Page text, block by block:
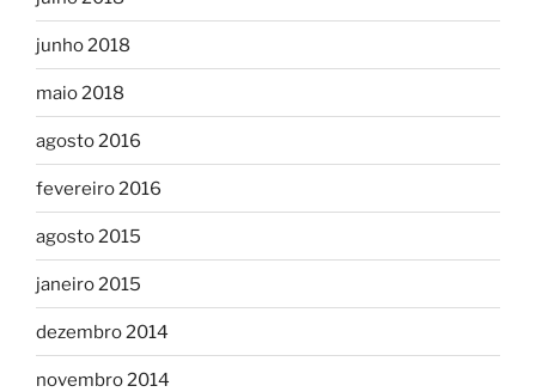
junho 2018
maio 2018
agosto 2016
fevereiro 2016
agosto 2015
janeiro 2015
dezembro 2014
novembro 2014